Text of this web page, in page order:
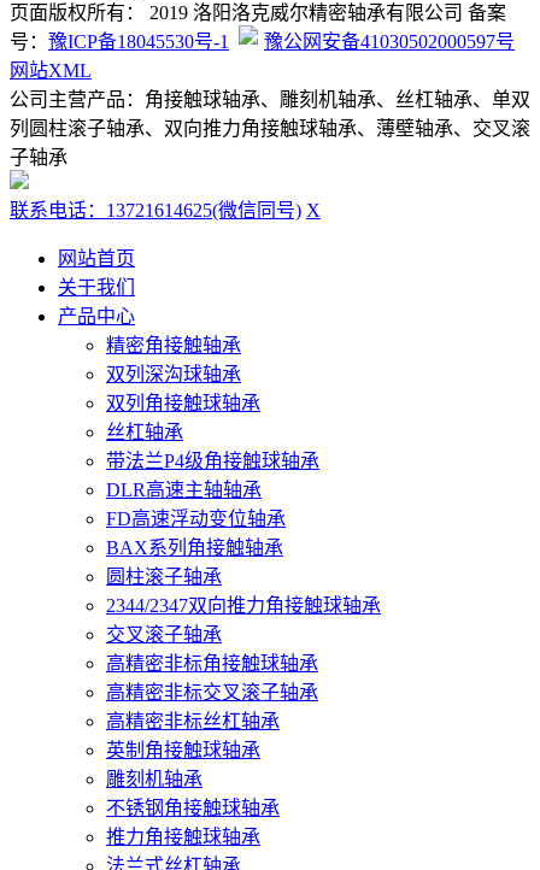
页面版权所有： 2019 洛阳洛克威尔精密轴承有限公司 备案
号： 豫ICP备18045530号-1
豫公网安备41030502000597号
网站XML
公司主营产品：角接触球轴承、雕刻机轴承、丝杠轴承、单双
列圆柱滚子轴承、双向推力角接触球轴承、薄壁轴承、交叉滚
子轴承
联系电话：13721614625(微信同号) X
网站首页
关于我们
产品中心
精密角接触轴承
双列深沟球轴承
双列角接触球轴承
丝杠轴承
带法兰P4级角接触球轴承
DLR高速主轴轴承
FD高速浮动变位轴承
BAX系列角接触轴承
圆柱滚子轴承
2344/2347双向推力角接触球轴承
交叉滚子轴承
高精密非标角接触球轴承
高精密非标交叉滚子轴承
高精密非标丝杠轴承
英制角接触球轴承
雕刻机轴承
不锈钢角接触球轴承
推力角接触球轴承
法兰式丝杠轴承